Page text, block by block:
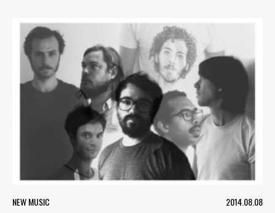
NEW MUSIC
2014.08.08